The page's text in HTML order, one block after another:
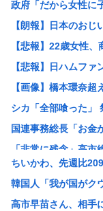
政府「だから女性に
【朗報】日本のお
【悲報】22歳女性
【悲報】日ハムフ
【画像】橋本環奈
シカ「全部喰った」
国連事務総長「お金
「非常に残念」高
大阪の花火大会、民
［社説］永住厳格化
ちいかわ、先週比
韓国人「我が国がク
高市早苗さん、相手